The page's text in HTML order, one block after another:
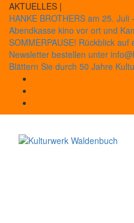
Skip
content
AKTUELLES |
HANKE BROTHERS am 25.
Abendkasse kino vor ort und
SOMMERPAUSE! Rückblick auf
Newsletter bestellen unter
Blättern Sie durch 50 Jahre